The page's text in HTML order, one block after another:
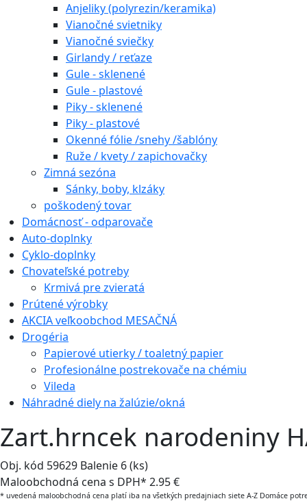
Anjeliky (polyrezin/keramika)
Vianočné svietniky
Vianočné sviečky
Girlandy / reťaze
Gule - sklenené
Gule - plastové
Piky - sklenené
Piky - plastové
Okenné fólie /snehy /šablóny
Ruže / kvety / zapichovačky
Zimná sezóna
Sánky, boby, klzáky
poškodený tovar
Domácnosť - odparovače
Auto-doplnky
Cyklo-doplnky
Chovateľské potreby
Krmivá pre zvieratá
Prútené výrobky
AKCIA veľkoobchod MESAČNÁ
Drogéria
Papierové utierky / toaletný papier
Profesionálne postrekovače na chémiu
Vileda
Náhradné diely na žalúzie/okná
Zart.hrncek narodeniny
Obj. kód 59629 Balenie 6 (ks)
Maloobchodná cena s DPH* 2.95 €
* uvedená maloobchodná cena platí iba na všetkých predajniach siete A-Z Domáce